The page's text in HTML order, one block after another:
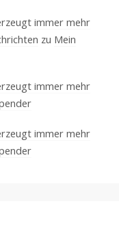
immer mehr
zu Mein
immer mehr
immer mehr